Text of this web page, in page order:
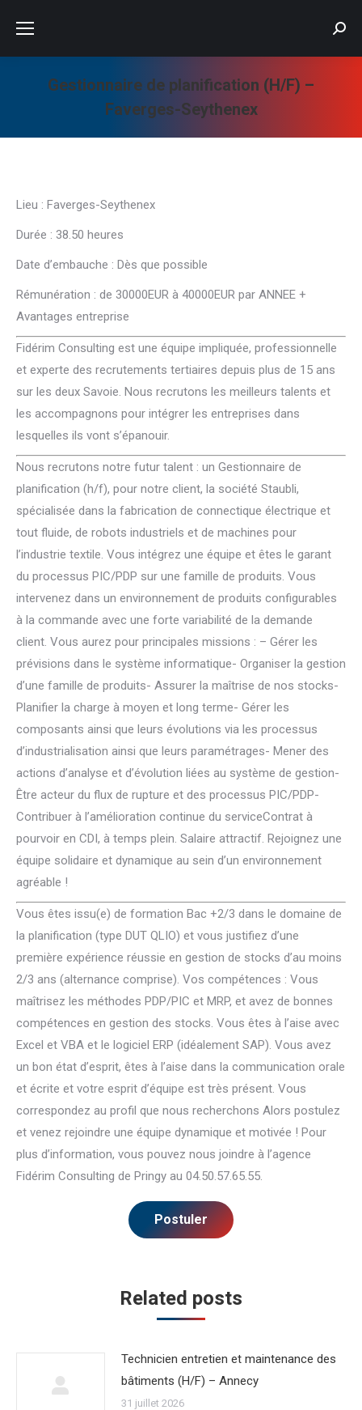
Gestionnaire de planification (H/F) –
Faverges-Seythenex
Lieu : Faverges-Seythenex
Durée : 38.50 heures
Date d’embauche : Dès que possible
Rémunération : de 30000EUR à 40000EUR par ANNEE +
Avantages entreprise
Fidérim Consulting est une équipe impliquée, professionnelle
et experte des recrutements tertiaires depuis plus de 15 ans
sur les deux Savoie. Nous recrutons les meilleurs talents et
les accompagnons pour intégrer les entreprises dans
lesquelles ils vont s’épanouir.
Nous recrutons notre futur talent : un Gestionnaire de
planification (h/f), pour notre client, la société Staubli,
spécialisée dans la fabrication de connectique électrique et
tout fluide, de robots industriels et de machines pour
l’industrie textile. Vous intégrez une équipe et êtes le garant
du processus PIC/PDP sur une famille de produits. Vous
intervenez dans un environnement de produits configurables
à la commande avec une forte variabilité de la demande
client. Vous aurez pour principales missions : – Gérer les
prévisions dans le système informatique- Organiser la gestion
d’une famille de produits- Assurer la maîtrise de nos stocks-
Planifier la charge à moyen et long terme- Gérer les
composants ainsi que leurs évolutions via les processus
d’industrialisation ainsi que leurs paramétrages- Mener des
actions d’analyse et d’évolution liées au système de gestion-
Être acteur du flux de rupture et des processus PIC/PDP-
Contribuer à l’amélioration continue du serviceContrat à
pourvoir en CDI, à temps plein. Salaire attractif. Rejoignez une
équipe solidaire et dynamique au sein d’un environnement
agréable !
Vous êtes issu(e) de formation Bac +2/3 dans le domaine de
la planification (type DUT QLIO) et vous justifiez d’une
première expérience réussie en gestion de stocks d’au moins
2/3 ans (alternance comprise). Vos compétences : Vous
maîtrisez les méthodes PDP/PIC et MRP, et avez de bonnes
compétences en gestion des stocks. Vous êtes à l’aise avec
Excel et VBA et le logiciel ERP (idéalement SAP). Vous avez
un bon état d’esprit, êtes à l’aise dans la communication orale
et écrite et votre esprit d’équipe est très présent. Vous
correspondez au profil que nous recherchons Alors postulez
et venez rejoindre une équipe dynamique et motivée ! Pour
plus d’information, vous pouvez nous joindre à l’agence
Fidérim Consulting de Pringy au 04.50.57.65.55.
Related posts
Technicien entretien et maintenance des
bâtiments (H/F) – Annecy
31 juillet 2026